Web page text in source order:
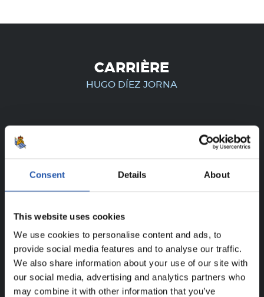
Consent Details About
This website uses cookies
We use cookies to personalise content and ads, to
provide social media features and to analyse our traffic.
We also share information about your use of our site with
our social media, advertising and analytics partners who
may combine it with other information that you’ve
CARRIÈRE
HUGO DÍEZ JORNA
UNIQUEMENT POUR LES
contenu exclusif pour vous.